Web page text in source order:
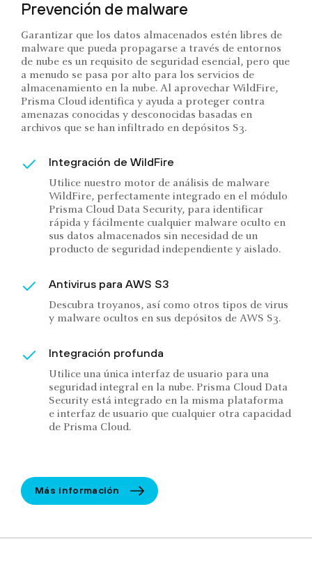
Prevención de malware
Garantizar que los datos almacenados estén libres de
malware que pueda propagarse a través de entornos
de nube es un requisito de seguridad esencial, pero que
a menudo se pasa por alto para los servicios de
almacenamiento en la nube. Al aprovechar WildFire,
Prisma Cloud identifica y ayuda a proteger contra
amenazas conocidas y desconocidas basadas en
archivos que se han infiltrado en depósitos S3.
Integración de WildFire
Utilice nuestro motor de análisis de malware
WildFire, perfectamente integrado en el módulo
Prisma Cloud Data Security, para identificar
rápida y fácilmente cualquier malware oculto en
sus datos almacenados sin necesidad de un
producto de seguridad independiente y aislado.
Antivirus para AWS S3
Descubra troyanos, así como otros tipos de virus
y malware ocultos en sus depósitos de AWS S3.
Integración profunda
Utilice una única interfaz de usuario para una
seguridad integral en la nube. Prisma Cloud Data
Security está integrado en la misma plataforma
e interfaz de usuario que cualquier otra capacidad
de Prisma Cloud.
Más información